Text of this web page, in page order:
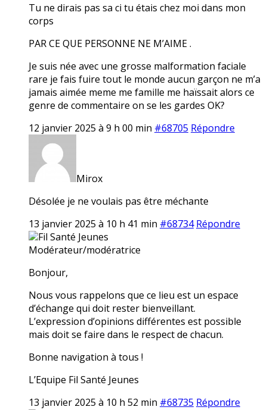
Tu ne dirais pas sa ci tu étais chez moi dans mon
corps
PAR CE QUE PERSONNE NE M’AIME .
Je suis née avec une grosse malformation faciale
rare je fais fuire tout le monde aucun garçon ne m’a
jamais aimée meme me famille me haïssait alors ce
genre de commentaire on se les gardes OK?
12 janvier 2025 à 9 h 00 min #68705 Répondre
Mirox
Désolée je ne voulais pas être méchante
13 janvier 2025 à 10 h 41 min #68734 Répondre
Fil Santé Jeunes
Modérateur/modératrice
Bonjour,
Nous vous rappelons que ce lieu est un espace
d’échange qui doit rester bienveillant.
L’expression d’opinions différentes est possible
mais doit se faire dans le respect de chacun.
Bonne navigation à tous !
L’Equipe Fil Santé Jeunes
13 janvier 2025 à 10 h 52 min #68735 Répondre